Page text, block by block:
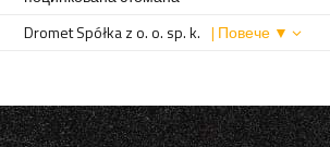
Dromet Spółka z o. o. sp. k. | Повече ▼